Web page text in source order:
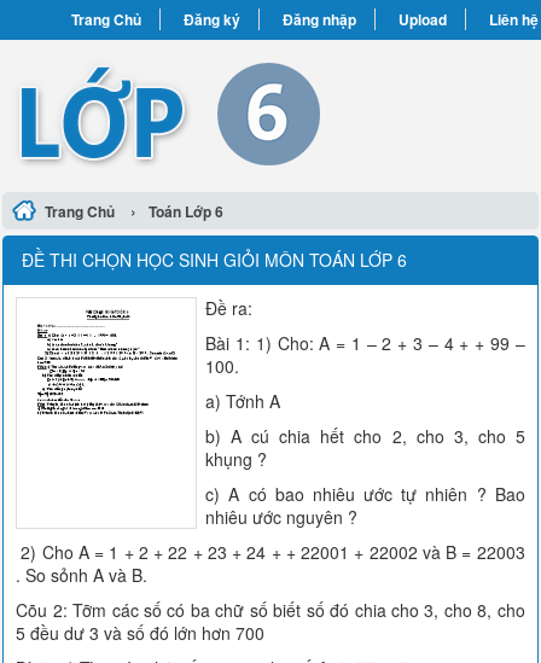
Trang Chủ Đăng ký Đăng nhập Upload Liên hệ
Trang Chủ › Toán Lớp 6
ĐỀ THI CHỌN HỌC SINH GIỎI MÔN TOÁN LỚP 6
Đề ra:
Bài 1: 1) Cho: A = 1 – 2 + 3 – 4 + + 99 –
100.
a) Tớnh A
b) A cú chia hết cho 2, cho 3, cho 5
khụng ?
c) A có bao nhiêu ước tự nhiên ? Bao
nhiêu ước nguyên ?
2) Cho A = 1 + 2 + 22 + 23 + 24 + + 22001 + 22002 và B = 22003
. So sỏnh A và B.
Cõu 2: Tỡm các số có ba chữ số biết số đó chia cho 3, cho 8, cho
5 đều dư 3 và số đó lớn hơn 700